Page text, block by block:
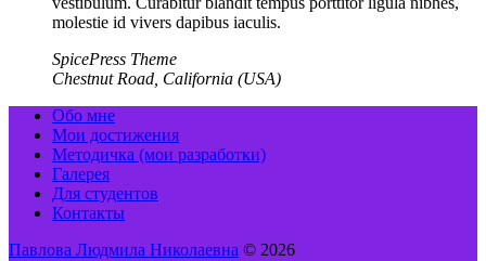
molestie id vivers dapibus iaculis.
SpicePress Theme
Chestnut Road, California (USA)
Обо мне
Мои достижения
Методичка (мои разработки)
Галерея
Для студентов
Контакты
Павлова Людмила Николаевна © 2026